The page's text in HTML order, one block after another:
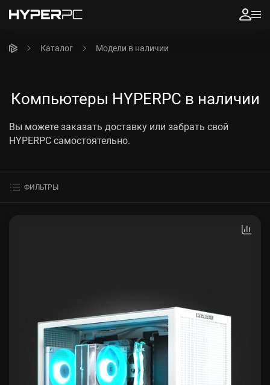
Каталог Модели в наличии
Компьютеры HYPERPC в наличии
Вы можете заказать доставку или забрать свой
HYPERPC самостоятельно.
ФИЛЬТРЫ